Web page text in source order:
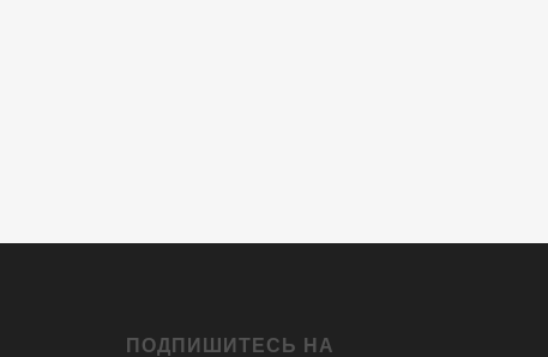
ПОДПИШИТЕСЬ НА